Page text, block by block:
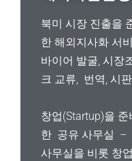
북미 시장 진출을
한 해외지사화 서
바이어 발굴, 시장
크 교류, 번역, 시
창업(Startup)을
한 공유 사무실 –
사무실을 비롯 창